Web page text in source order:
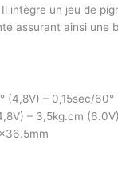
intègre un jeu de
assurant ainsi une
(4,8V) – 0,15sec/60°
– 3,5kg.cm (6.0V)